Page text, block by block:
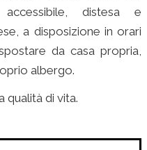
accessibile, distesa e
a disposizione in orari
da casa propria,
albergo.
qualità di vita.